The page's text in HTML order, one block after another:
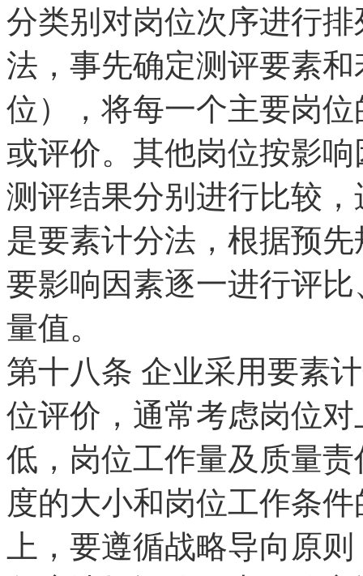
分类别对岗位次序进行
法，事先确定测评要素
位），将每一个主要岗
或评价。其他岗位按影
测评结果分别进行比较
是要素计分法，根据预
要影响因素逐一进行评
量值。
第十八条 企业采用要素
位评价，通常考虑岗位
低，岗位工作量及质量
度的大小和岗位工作条
上，要遵循战略导向原